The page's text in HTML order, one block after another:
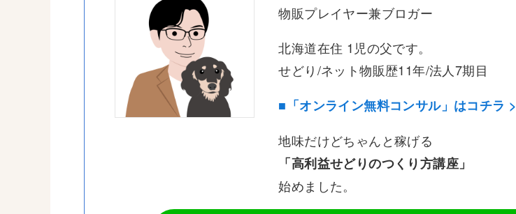
物販プレイヤー兼ブロガー
北海道在住 1児の父です。
せどり/ネット物販歴11年/法人7期目
■「オンライン無料コンサル」はコチラ >
地味だけどちゃんと稼げる
「高利益せどりのつくり方講座」
始めました。